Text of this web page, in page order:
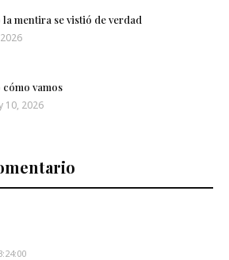
la mentira se vistió de verdad
cómo vamos
10, 2026